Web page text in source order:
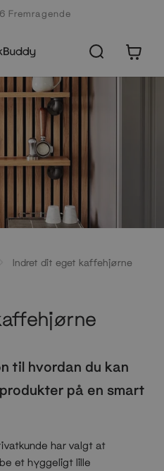
Indret dit eget kaffehjørne
til hvordan du kan
på en smart
har valgt at
et hyggeligt lille